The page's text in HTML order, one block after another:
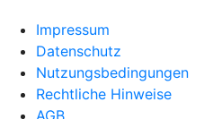
Impressum
Datenschutz
Nutzungsbedingungen
Rechtliche Hinweise
AGB